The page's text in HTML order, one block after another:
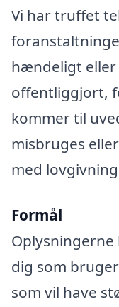
Vi har truffet
hændeligt
offentliggjort,
kommer til
misbruges
med
Formål
dig som
som vil have